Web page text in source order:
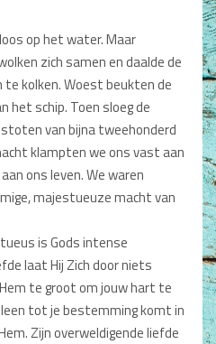
op het water. Maar
zich samen en daalde de
kolken. Woest beukten de
het schip. Toen sloeg de
van bijna tweehonderd
klampten we ons vast aan
ons leven. We waren
majestueuze macht van
is Gods intense
laat Hij Zich door niets
te groot om jouw hart te
tot je bestemming komt in
Zijn overweldigende liefde